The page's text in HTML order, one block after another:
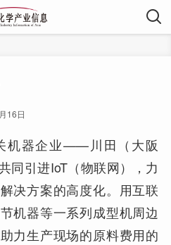
16日
器企业——川田（大阪
同引进IoT（物联网），力
决方案的高度化。用互联
机器等一系列成型机周边
力生产现场的原料费用的